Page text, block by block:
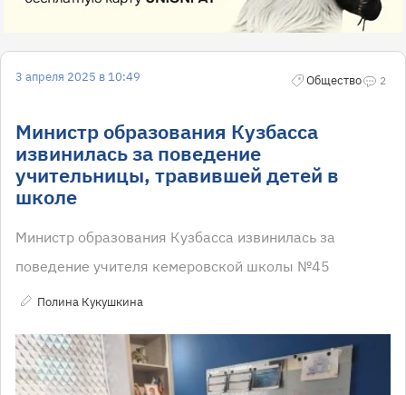
3 апреля 2025 в 10:49 Общество 2
Министр образования Кузбасса
извинилась за поведение
учительницы, травившей детей в
школе
Министр образования Кузбасса извинилась за
поведение учителя кемеровской школы №45
Полина Кукушкина